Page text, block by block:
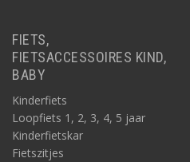
FIETS,
FIETSACCESSOIRES KIND,
BABY
Kinderfiets
Loopfiets 1, 2, 3, 4, 5 jaar
Kinderfietskar
Fietszitjes